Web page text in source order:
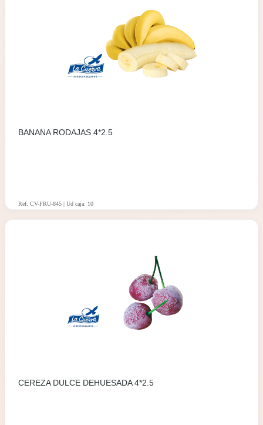
BANANA RODAJAS 4*2.5
Ref: CV-FRU-845 | Ud caja: 10
CEREZA DULCE DEHUESADA 4*2.5